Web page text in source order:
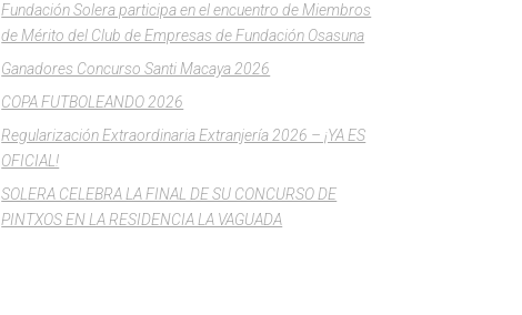
Fundación Solera participa en el encuentro de Miembros
de Mérito del Club de Empresas de Fundación Osasuna
Ganadores Concurso Santi Macaya 2026
COPA FUTBOLEANDO 2026
Regularización Extraordinaria Extranjería 2026 – ¡YA ES
OFICIAL!
SOLERA CELEBRA LA FINAL DE SU CONCURSO DE
PINTXOS EN LA RESIDENCIA LA VAGUADA